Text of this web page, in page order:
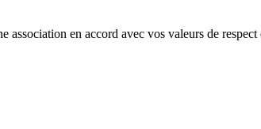
association en accord avec vos valeurs de